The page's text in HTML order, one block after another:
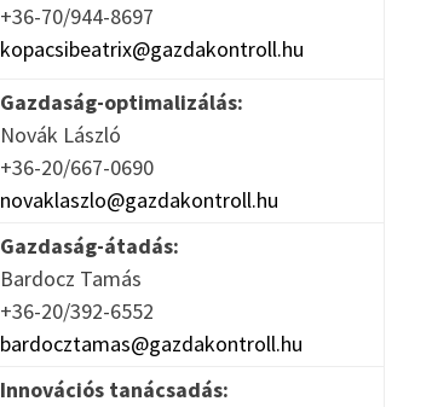
+36-70/944-8697
kopacsibeatrix@gazdakontroll.hu
Gazdaság-optimalizálás:
Novák László
+36-20/667-0690
novaklaszlo@gazdakontroll.hu
Gazdaság-átadás:
Bardocz Tamás
+36-20/392-6552
bardocztamas@gazdakontroll.hu
Innovációs tanácsadás: